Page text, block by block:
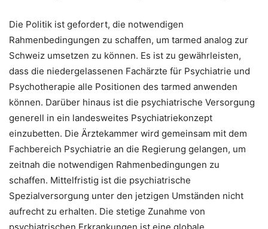
Die Politik ist gefordert, die notwendigen
Rahmenbedingungen zu schaffen, um tarmed analog zur
Schweiz umsetzen zu können. Es ist zu gewährleisten,
dass die niedergelassenen Fachärzte für Psychiatrie und
Psychotherapie alle Positionen des tarmed anwenden
können. Darüber hinaus ist die psychiatrische Versorgung
generell in ein landesweites Psychiatriekonzept
einzubetten. Die Ärztekammer wird gemeinsam mit dem
Fachbereich Psychiatrie an die Regierung gelangen, um
zeitnah die notwendigen Rahmenbedingungen zu
schaffen. Mittelfristig ist die psychiatrische
Spezialversorgung unter den jetzigen Umständen nicht
aufrecht zu erhalten. Die stetige Zunahme von